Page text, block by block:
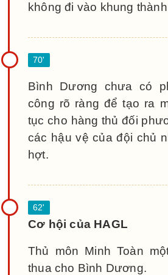
không đi vào khung
Bình Dương chưa có
công rõ ràng để tạo ra
tục cho hàng thủ đối
các hậu vệ của đội chủ
hợt.
Cơ hội của HAGL
Thủ môn Minh Toàn
thua cho Bình Dương.